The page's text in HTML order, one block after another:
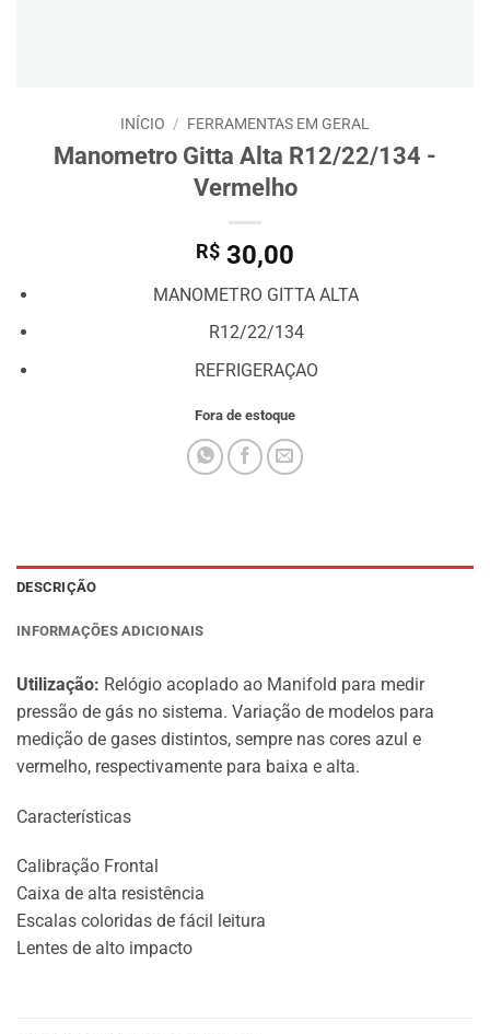
INÍCIO / FERRAMENTAS EM GERAL
Manometro Gitta Alta R12/22/134 -
Vermelho
R$ 30,00
MANOMETRO GITTA ALTA
R12/22/134
REFRIGERAÇAO
Fora de estoque
DESCRIÇÃO
INFORMAÇÕES ADICIONAIS
Utilização: Relógio acoplado ao Manifold para medir
pressão de gás no sistema. Variação de modelos para
medição de gases distintos, sempre nas cores azul e
vermelho, respectivamente para baixa e alta.
Características
Calibração Frontal
Caixa de alta resistência
Escalas coloridas de fácil leitura
Lentes de alto impacto